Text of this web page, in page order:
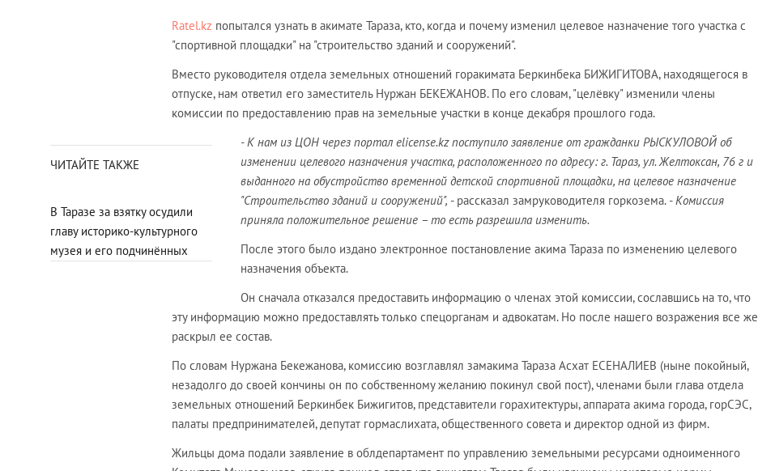
Ratel.kz попытался узнать в акимате Тараза, кто, когда и почему изменил целевое назначение того участка с
"спортивной площадки" на "строительство зданий и сооружений".
Вместо руководителя отдела земельных отношений горакимата Беркинбека БИЖИГИТОВА, находящегося в
отпуске, нам ответил его заместитель Нуржан БЕКЕЖАНОВ. По его словам, "целёвку" изменили члены
комиссии по предоставлению прав на земельные участки в конце декабря прошлого года.
ЧИТАЙТЕ ТАКЖЕ
В Таразе за взятку осудили
главу историко-культурного
музея и его подчинённых
- К нам из ЦОН через портал elicense.kz поступило заявление от гражданки РЫСКУЛОВОЙ об
изменении целевого назначения участка, расположенного по адресу: г. Тараз, ул. Желтоксан, 76 г и
выданного на обустройство временной детской спортивной площадки, на целевое назначение
"Строительство зданий и сооружений", - рассказал замруководителя горкозема. - Комиссия
приняла положительное решение – то есть разрешила изменить.
После этого было издано электронное постановление акима Тараза по изменению целевого
назначения объекта.
Он сначала отказался предоставить информацию о членах этой комиссии, сославшись на то, что
эту информацию можно предоставлять только спецорганам и адвокатам. Но после нашего возражения все же
раскрыл ее состав.
По словам Нуржана Бекежанова, комиссию возглавлял замакима Тараза Асхат ЕСЕНАЛИЕВ (ныне покойный,
незадолго до своей кончины он по собственному желанию покинул свой пост), членами были глава отдела
земельных отношений Беркинбек Бижигитов, представители горахитектуры, аппарата акима города, горСЭС,
палаты предпринимателей, депутат гормаслихата, общественного совета и директор одной из фирм.
Жильцы дома подали заявление в облдепартамент по управлению земельными ресурсами одноименного